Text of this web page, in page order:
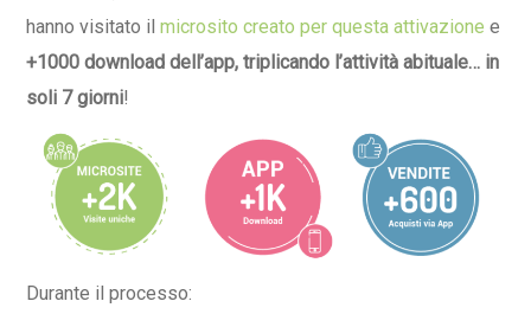
hanno visitato ilmicrosito creato per questa attivazione e
+1000 download dell’app, triplicando l’attività abituale… in
soli 7 giorni!
Durante il processo: